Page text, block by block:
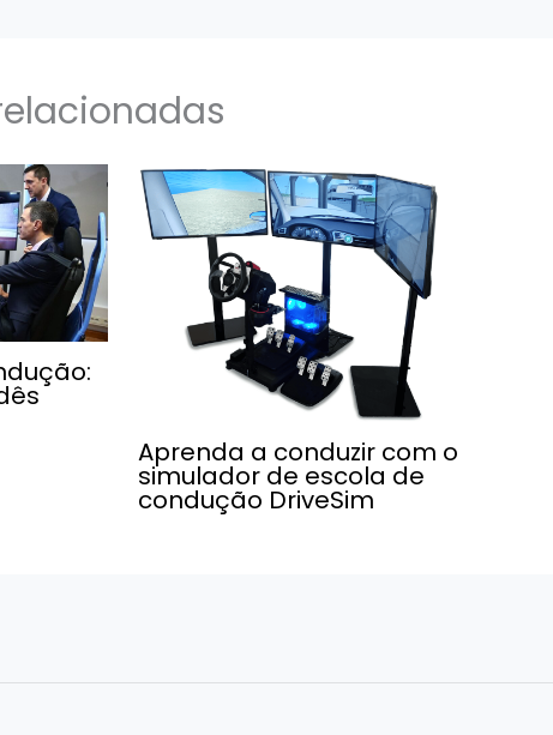
Aprenda a conduzir com o
simulador de escola de
condução DriveSim